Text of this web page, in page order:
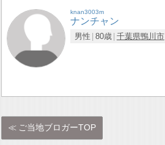
knan3003m
ナンチャン
男性 80歳 千葉県鴨川市
ご当地ブロガーTOP